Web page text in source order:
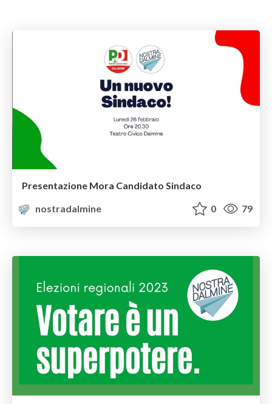
Presentazione Mora Candidato Sindaco
nostradalmine
0 79